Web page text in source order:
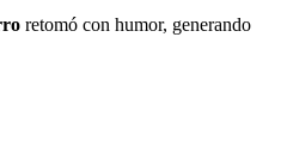
retomó con humor, generando